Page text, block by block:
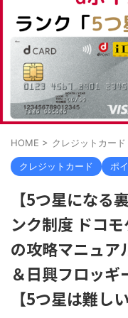
HOME > クレジットカード
クレジットカード ポ
【5つ星になる
ンク制度 ドコ
の攻略マニュア
＆日興フロッギ
【5つ星は難し